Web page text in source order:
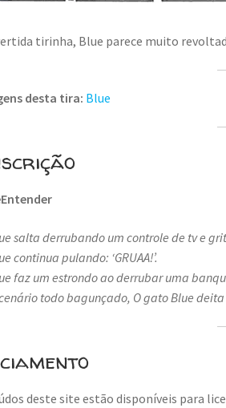
tirinha, Blue parece muito
desta tira: Blue
salta derrubando um controle de tv e
continua pulando: ‘GRUAA!’.
faz um estrondo ao derrubar uma
todo bagunçado, O gato Blue
deste site estão disponíveis para